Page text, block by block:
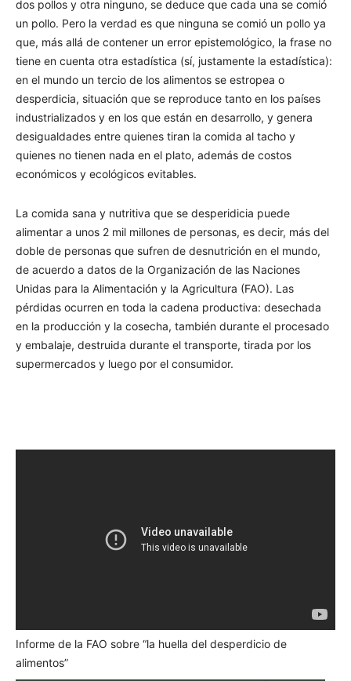
dos pollos y otra ninguno, se deduce que cada una se comió
un pollo. Pero la verdad es que ninguna se comió un pollo ya
que, más allá de contener un error epistemológico, la frase no
tiene en cuenta otra estadística (sí, justamente la estadística):
en el mundo un tercio de los alimentos se estropea o
desperdicia, situación que se reproduce tanto en los países
industrializados y en los que están en desarrollo, y genera
desigualdades entre quienes tiran la comida al tacho y
quienes no tienen nada en el plato, además de costos
económicos y ecológicos evitables.
La comida sana y nutritiva que se desperidicia puede
alimentar a unos 2 mil millones de personas, es decir, más del
doble de personas que sufren de desnutrición en el mundo,
de acuerdo a datos de la Organización de las Naciones
Unidas para la Alimentación y la Agricultura (FAO). Las
pérdidas ocurren en toda la cadena productiva: desechada
en la producción y la cosecha, también durante el procesado
y embalaje, destruida durante el transporte, tirada por los
supermercados y luego por el consumidor.
Informe de la FAO sobre “la huella del desperdicio de
alimentos”